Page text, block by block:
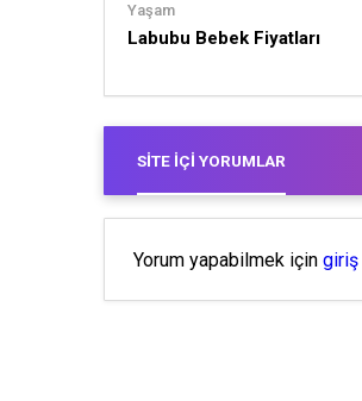
Yaşam
Labubu Bebek Fiyatları
SITE İÇI YORUMLAR
Yorum yapabilmek için giriş